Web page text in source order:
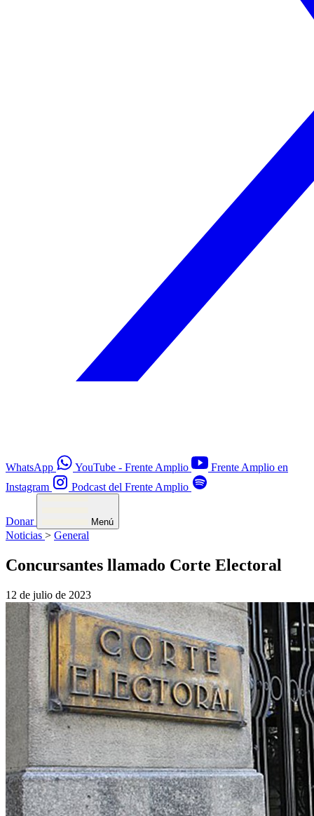
WhatsApp YouTube - Frente Amplio
Frente Amplio en
Instagram
Podcast del Frente Amplio
Donar Menú
Noticias > General
Concursantes llamado Corte Electoral
12 de julio de 2023